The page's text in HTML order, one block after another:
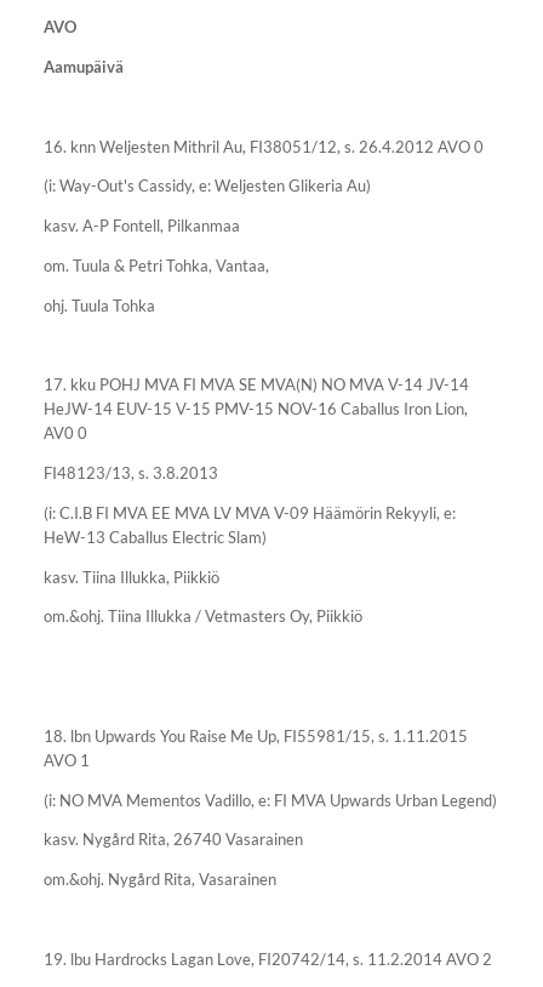
AVO
Aamupäivä
16. knn Weljesten Mithril Au, FI38051/12, s. 26.4.2012 AVO 0
(i: Way-Out's Cassidy, e: Weljesten Glikeria Au)
kasv. A-P Fontell, Pilkanmaa
om. Tuula & Petri Tohka, Vantaa,
ohj. Tuula Tohka
17. kku POHJ MVA FI MVA SE MVA(N) NO MVA V-14 JV-14
HeJW-14 EUV-15 V-15 PMV-15 NOV-16 Caballus Iron Lion,
AV0 0
FI48123/13, s. 3.8.2013
(i: C.I.B FI MVA EE MVA LV MVA V-09 Häämörin Rekyyli, e:
HeW-13 Caballus Electric Slam)
kasv. Tiina Illukka, Piikkiö
om.&ohj. Tiina Illukka / Vetmasters Oy, Piikkiö
18. lbn Upwards You Raise Me Up, FI55981/15, s. 1.11.2015
AVO 1
(i: NO MVA Mementos Vadillo, e: FI MVA Upwards Urban Legend)
kasv. Nygård Rita, 26740 Vasarainen
om.&ohj. Nygård Rita, Vasarainen
19. lbu Hardrocks Lagan Love, FI20742/14, s. 11.2.2014 AVO 2